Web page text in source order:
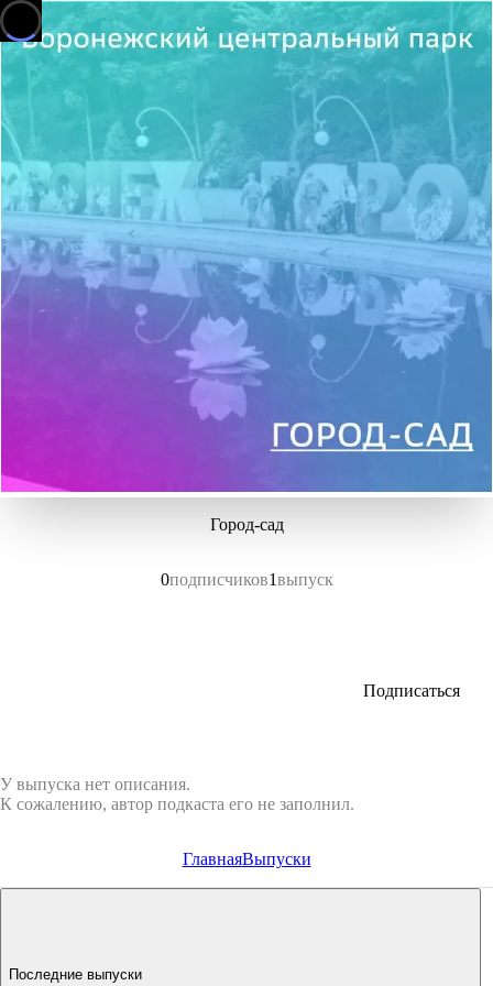
Город-сад
0подписчиков1выпуск
Подписаться
У выпуска нет описания.
К сожалению, автор подкаста его не заполнил.
ГлавнаяВыпуски
Последние выпуски